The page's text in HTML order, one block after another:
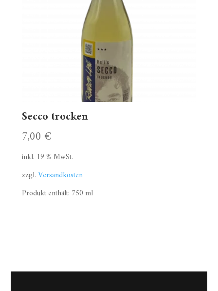
Secco trocken
7,00 €
inkl. 19 % MwSt.
zzgl.Versandkosten
Produkt enthält: 750 ml